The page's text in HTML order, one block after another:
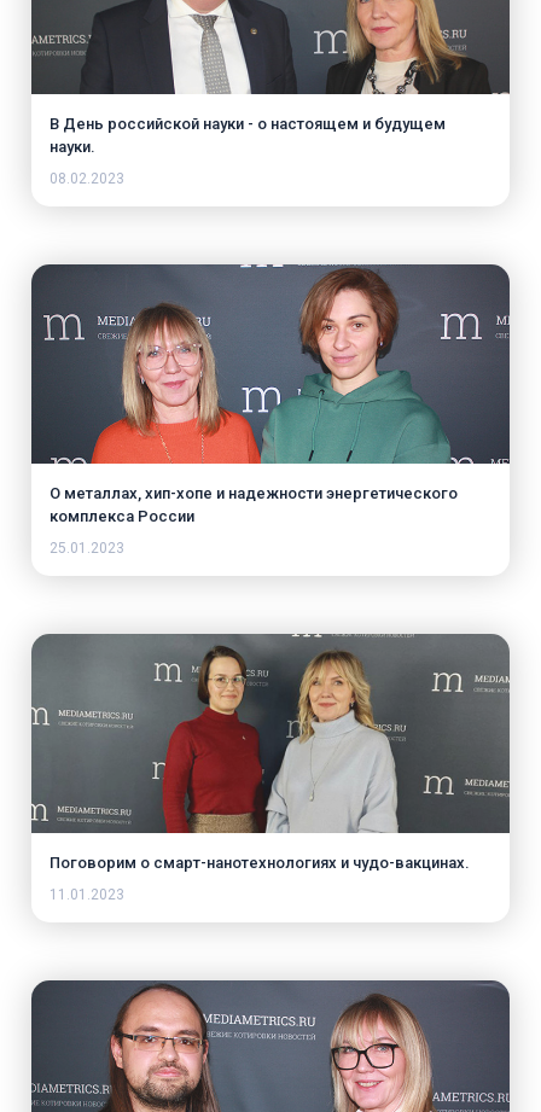
В День российской науки - о настоящем и будущем
науки.
08.02.2023
О металлах, хип-хопе и надежности энергетического
комплекса России
25.01.2023
Поговорим о смарт-нанотехнологиях и чудо-вакцинах.
11.01.2023